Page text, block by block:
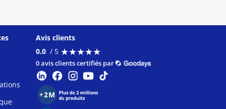
Avis clients
0.0 / 5 ★★★★★
★★★★★
0 avis clients certifiés par